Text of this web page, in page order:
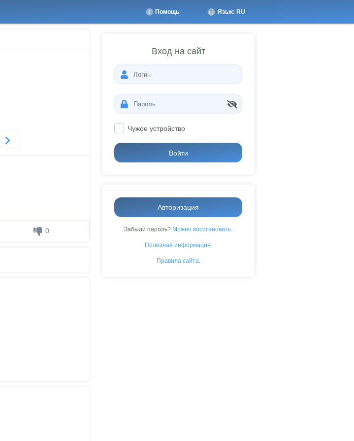
Язык: RU
Помощь
0
Вход на сайт
Чужое устройство
Войти
Авторизация
Забыли пароль? Можно восстановить.
Полезная информация.
Правила сайта.